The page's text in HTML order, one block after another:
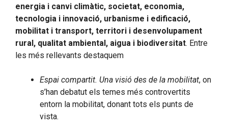
energia i canvi climàtic, societat, economia,
tecnologia i innovació, urbanisme i edificació,
mobilitat i transport, territori i desenvolupament
rural, qualitat ambiental, aigua i biodiversitat. Entre
les més rellevants destaquem
Espai compartit. Una visió des de la mobilitat, on
s’han debatut els temes més controvertits
entorn la mobilitat, donant tots els punts de
vista.